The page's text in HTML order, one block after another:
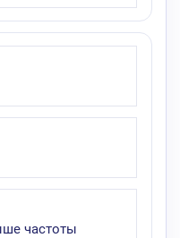
частоты